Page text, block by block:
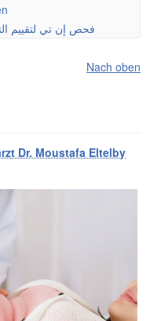
فحص إن تي لتقييم
Nach oben
Dr. Moustafa Eltelby